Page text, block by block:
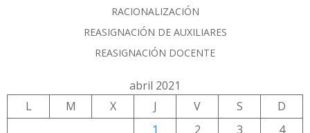
RACIONALIZACIÓN
REASIGNACIÓN DE AUXILIARES
REASIGNACIÓN DOCENTE
abril 2021
L
M X J V S
D
1
2 3 4